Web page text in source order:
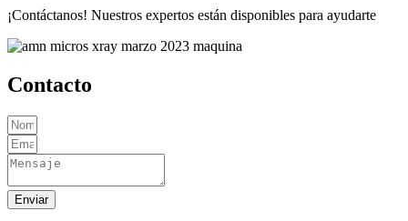
¡Contáctanos! Nuestros expertos están disponibles para ayudarte
Contacto
Enviar